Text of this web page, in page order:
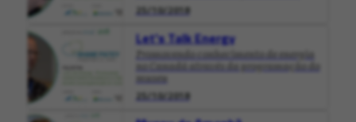
25/10/2018
Let's Talk Energy
Promovendo conhecimento de energia
no Canadá através da programação do
museu
25/10/2018